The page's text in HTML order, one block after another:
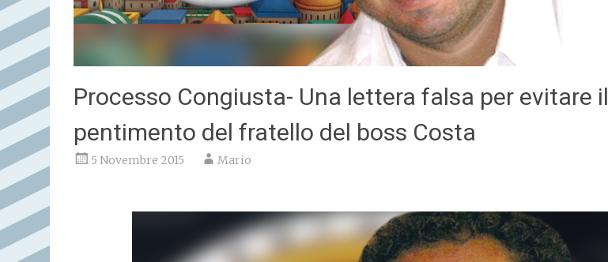
Processo Congiusta- Una lettera falsa per evitare il
pentimento del fratello del boss Costa
5 Novembre 2015 Mario